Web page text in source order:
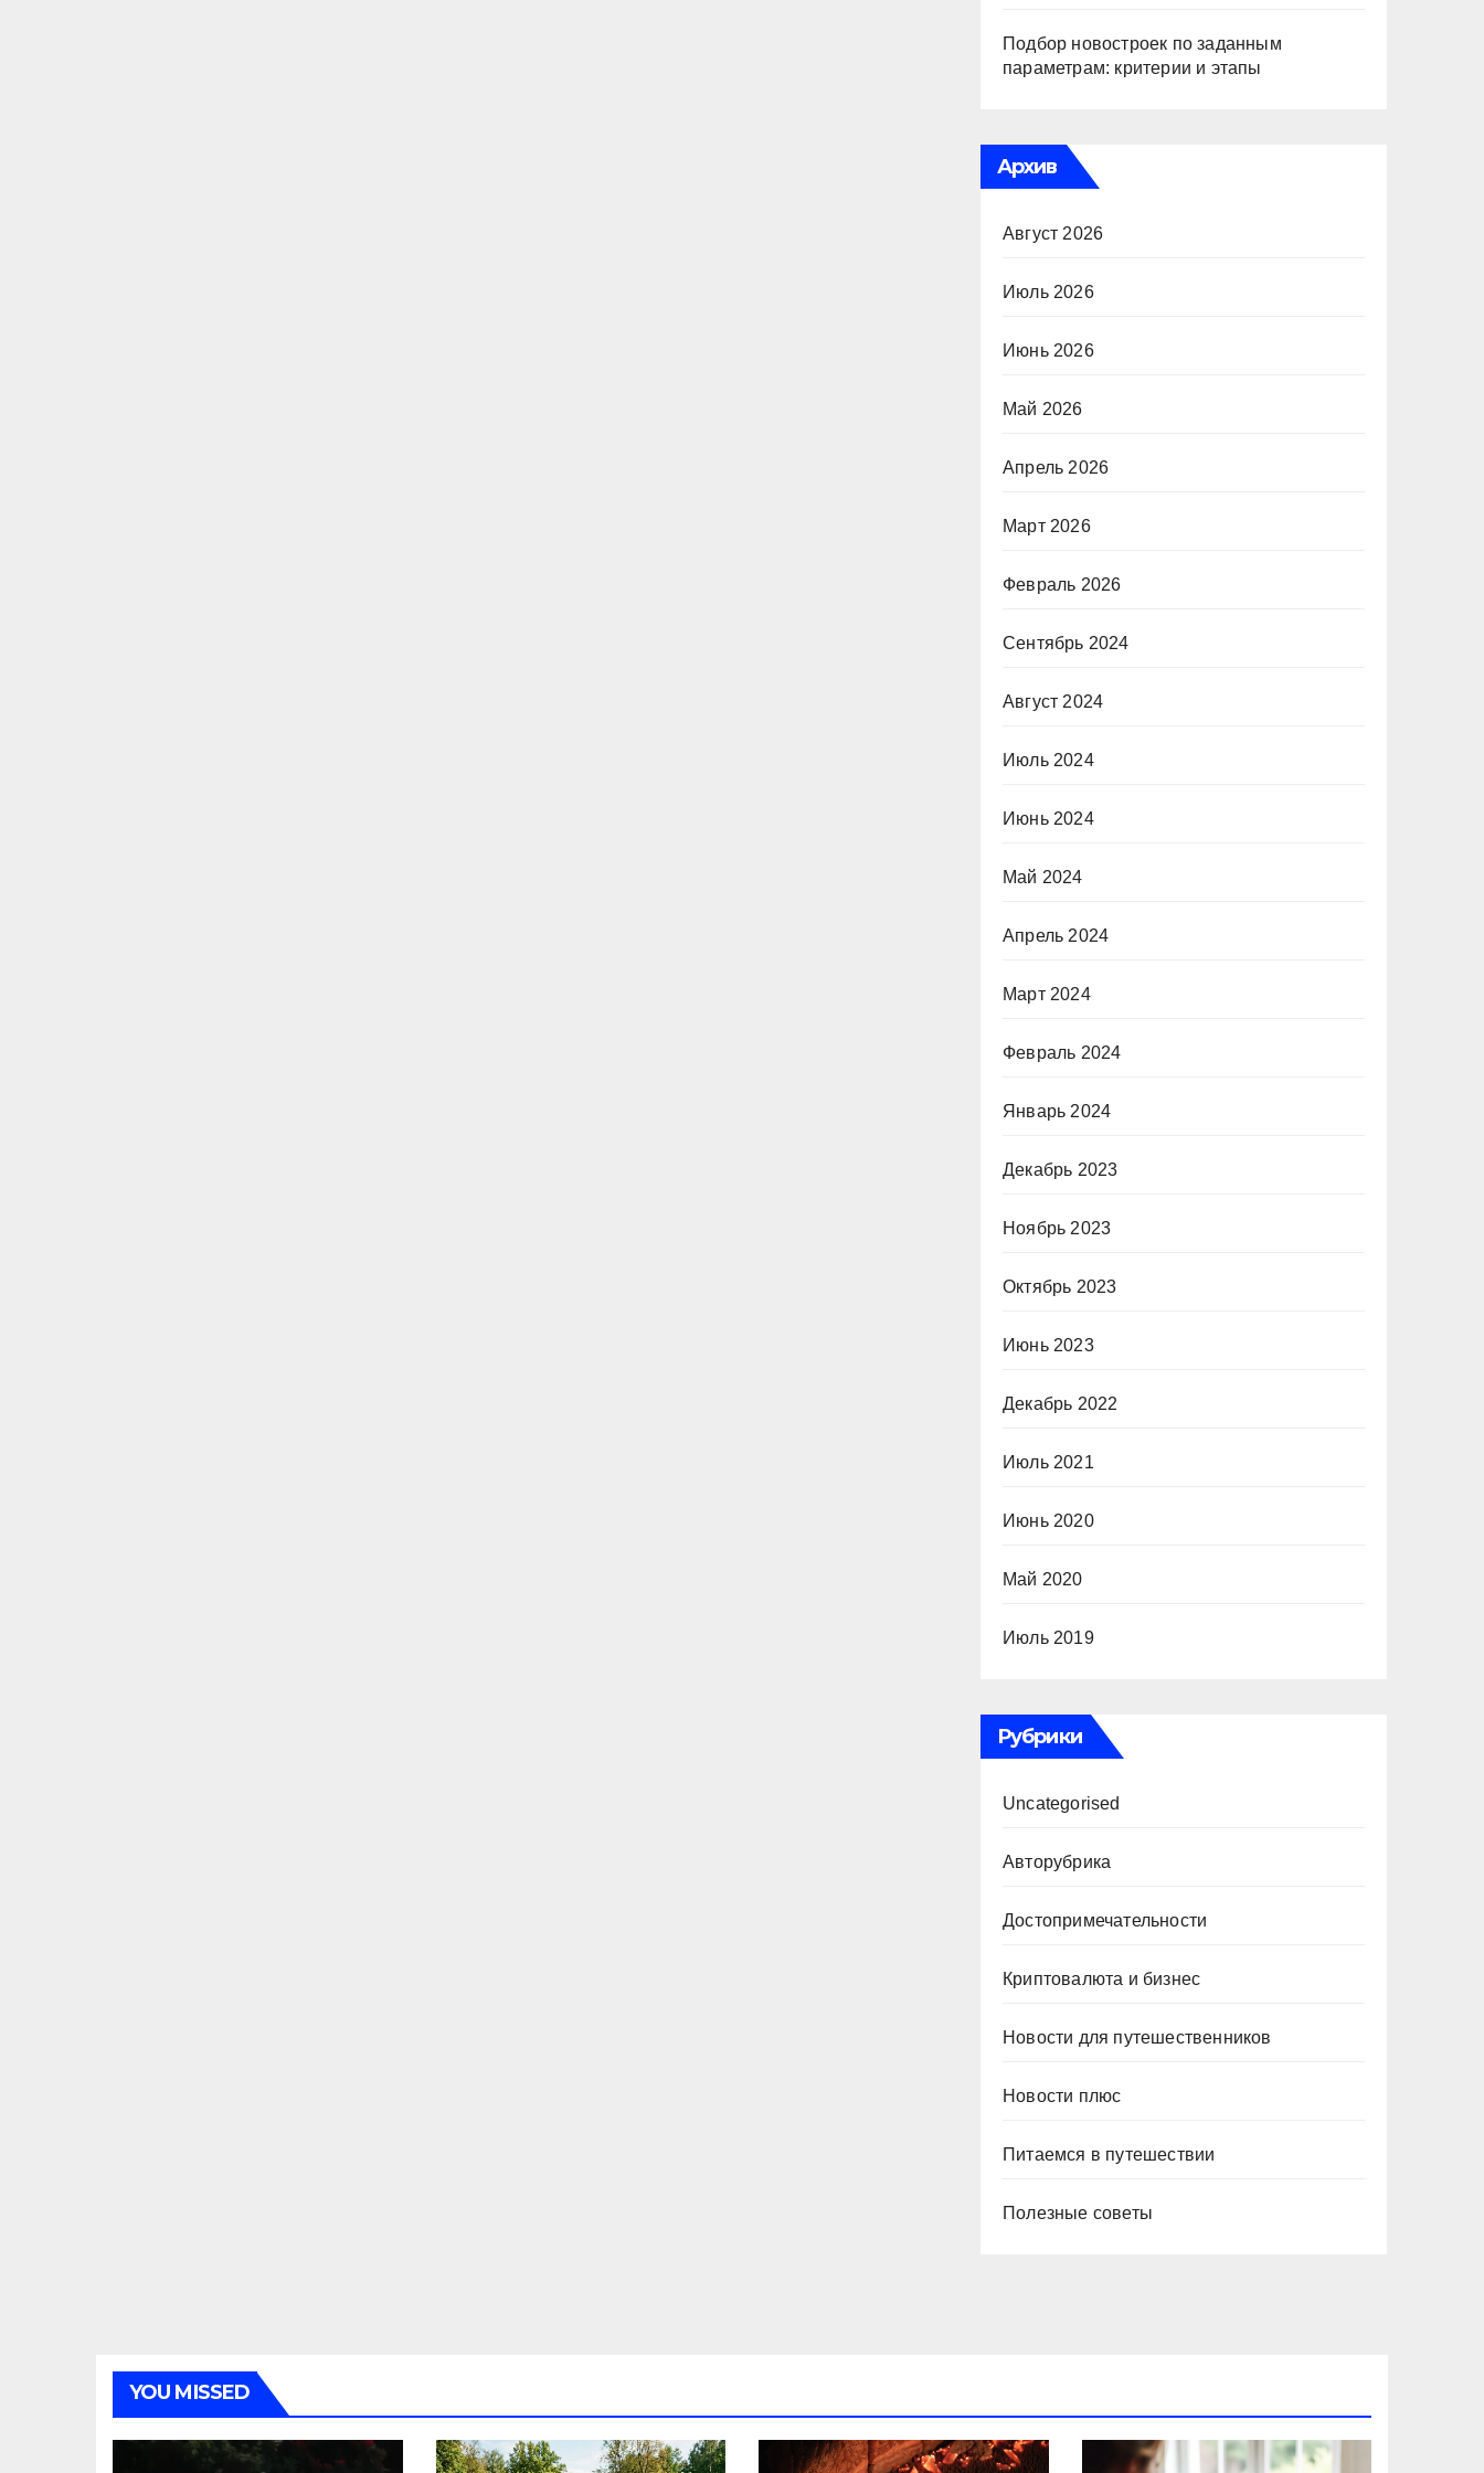
Подбор новостроек по заданным
параметрам: критерии и этапы
Архив
Август 2026
Июль 2026
Июнь 2026
Май 2026
Апрель 2026
Март 2026
Февраль 2026
Сентябрь 2024
Август 2024
Июль 2024
Июнь 2024
Май 2024
Апрель 2024
Март 2024
Февраль 2024
Январь 2024
Декабрь 2023
Ноябрь 2023
Октябрь 2023
Июнь 2023
Декабрь 2022
Июль 2021
Июнь 2020
Май 2020
Июль 2019
Рубрики
Uncategorised
Авторубрика
Достопримечательности
Криптовалюта и бизнес
Новости для путешественников
Новости плюс
Питаемся в путешествии
Полезные советы
YOU MISSED